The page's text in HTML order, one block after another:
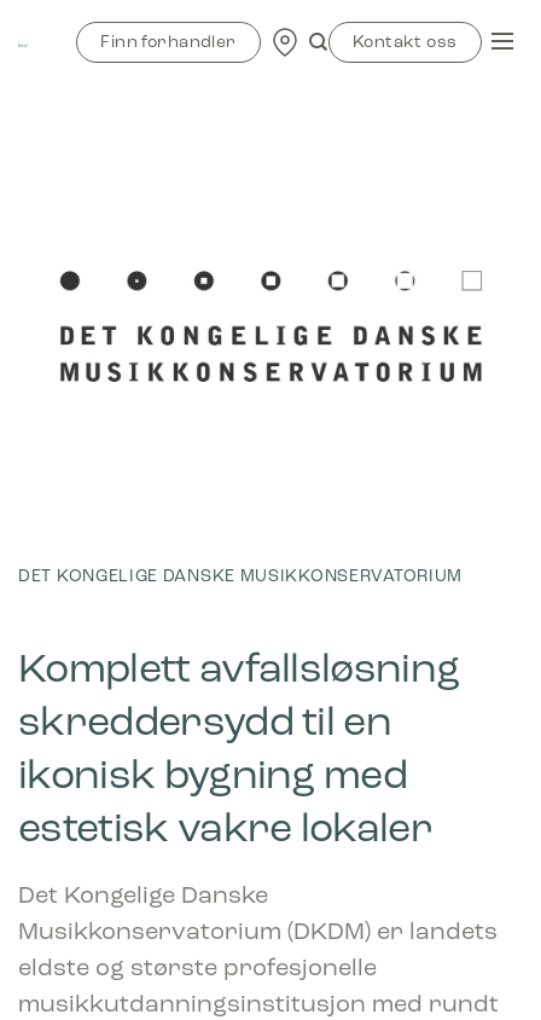
Finn forhandler Kontakt oss
DET KONGELIGE DANSKE MUSIKKONSERVATORIUM
Komplett avfallsløsning
skreddersydd til en
ikonisk bygning med
estetisk vakre lokaler
Det Kongelige Danske
Musikkonservatorium (DKDM) er landets
eldste og største profesjonelle
musikkutdanningsinstitusjon med rundt